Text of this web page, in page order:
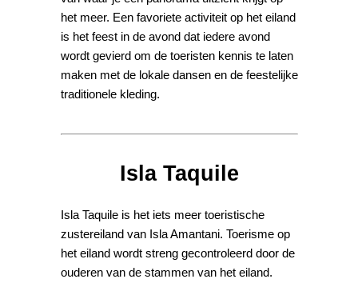
het meer. Een favoriete activiteit op het eiland
is het feest in de avond dat iedere avond
wordt gevierd om de toeristen kennis te laten
maken met de lokale dansen en de feestelijke
traditionele kleding.
Isla Taquile
Isla Taquile is het iets meer toeristische
zustereiland van Isla Amantani. Toerisme op
het eiland wordt streng gecontroleerd door de
ouderen van de stammen van het eiland.